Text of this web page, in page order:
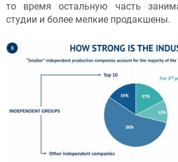
то время остальную часть
студии и более мелкие продакшены.